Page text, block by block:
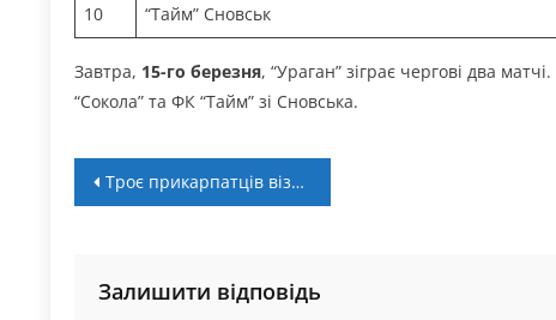
10 “Тайм” Сновськ
Завтра, 15-го березня, “Ураган” зіграє чергові два
“Сокола” та ФК “Тайм” зі Сновська.
Навігація
Троє прикарпатців візьмуть участь у НТЗ юнацької збірної України U-19
Залишити відповідь